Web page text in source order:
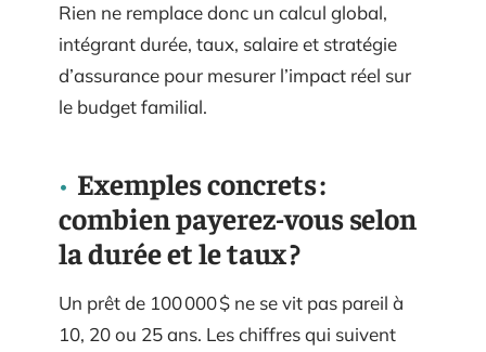
Rien ne remplace donc un calcul global,
intégrant durée, taux, salaire et stratégie
d’assurance pour mesurer l’impact réel sur
le budget familial.
Exemples concrets :
combien payerez-vous selon
la durée et le taux ?
Un prêt de 100 000 $ ne se vit pas pareil à
10, 20 ou 25 ans. Les chiffres qui suivent